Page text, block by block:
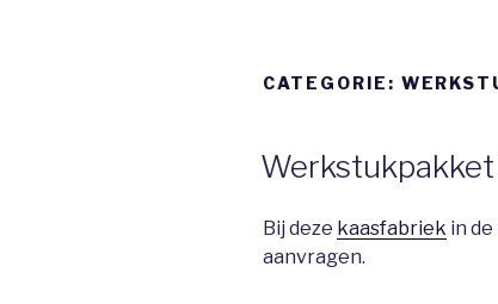
CATEGORIE:
Bij deze kaasfabriek in
aanvragen.